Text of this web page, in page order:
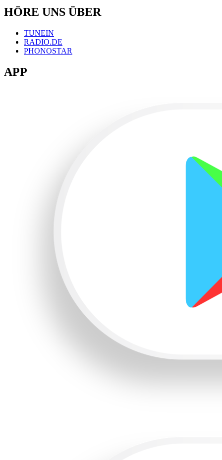
HÖRE UNS ÜBER
TUNEIN
RADIO.DE
PHONOSTAR
APP